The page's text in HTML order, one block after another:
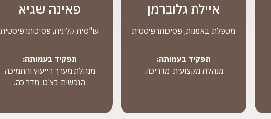
איילת גלוברמן
מטפלת באמנות, פסיכותרפיסטית
תפקיד בעמותה:
מנהלת מקצועית, מדריכה.
פאינה שגיא
עו"סית קלינית, פסיכותרפיסטית
תפקיד בעמותה:
מנהלת מערך הייעוץ והתמיכה
הנפשית בצ'ט, מדריכה.